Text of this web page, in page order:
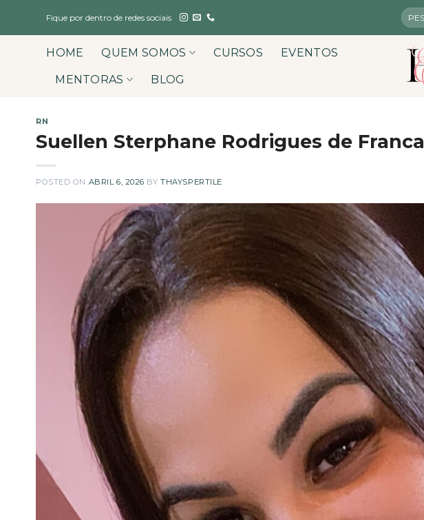
Fique por dentro de redes sociais
HOME QUEM SOMOS CURSOS EVENTOS
MENTORAS BLOG
RN
Suellen Sterphane Rodrigues de Franca
POSTED ON ABRIL 6, 2026 BYTHAYSPERTILE